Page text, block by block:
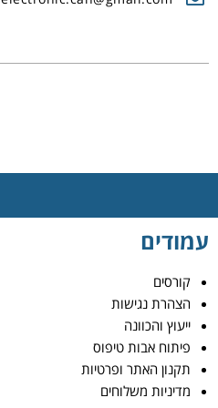
עמודים
קורסים
הצהרת נגישות
ייעוץ והכוונה
פיתוח אבות טיפוס
תקנון האתר ופרטיות
מדיניות משלוחים